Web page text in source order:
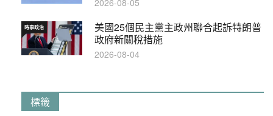
2026-08-05
美國25個民主黨主政州聯合起訴特朗普
政府新關稅措施
時事政治
2026-08-04
標籤